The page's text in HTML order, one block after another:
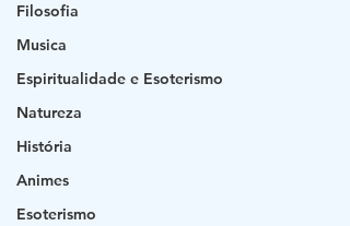
Filosofia
Musica
Espiritualidade e Esoterismo
Natureza
História
Animes
Esoterismo